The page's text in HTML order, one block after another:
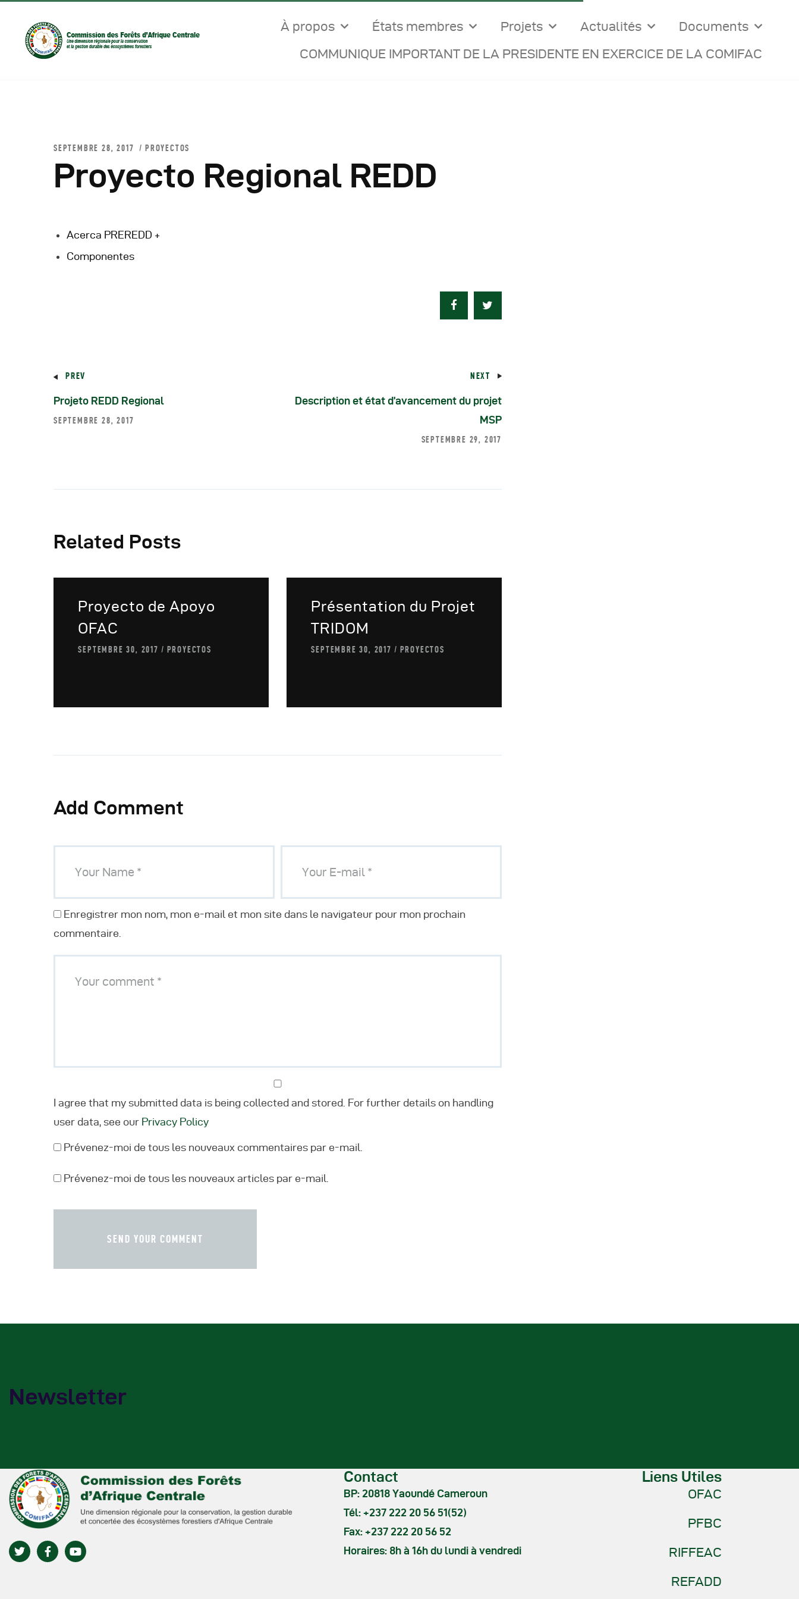
À propos États membres Projets Actualités
Documents
COMMUNIQUE IMPORTANT DE LA PRESIDENTE EN EXERCICE DE LA COMIFAC
Documents Officiels
Publications
COMIFAC Newsletter
SEPTEMBRE 28, 2017 PROYECTOS
Proyecto Regional REDD
Acerca PREREDD +
Componentes
PREV
Projeto REDD Regional
SEPTEMBRE 28, 2017
NEXT
Description et état d’avancement du projet
MSP
SEPTEMBRE 29, 2017
Related Posts
Proyecto de Apoyo
OFAC
SEPTEMBRE 30, 2017 PROYECTOS
Présentation du Projet
TRIDOM
SEPTEMBRE 30, 2017 PROYECTOS
Add Comment
Enregistrer mon nom, mon e-mail et mon site dans le navigateur pour mon prochain
commentaire.
I agree that my submitted data is being collected and stored. For further details on handling
user data, see our Privacy Policy
Prévenez-moi de tous les nouveaux commentaires par e-mail.
Prévenez-moi de tous les nouveaux articles par e-mail.
Newsletter
Contact
BP: 20818 Yaoundé Cameroun
Tél: +237 222 20 56 51(52)
Fax: +237 222 20 56 52
Horaires: 8h à 16h du lundi à vendredi
Liens Utiles
OFAC
PFBC
RIFFEAC
REFADD